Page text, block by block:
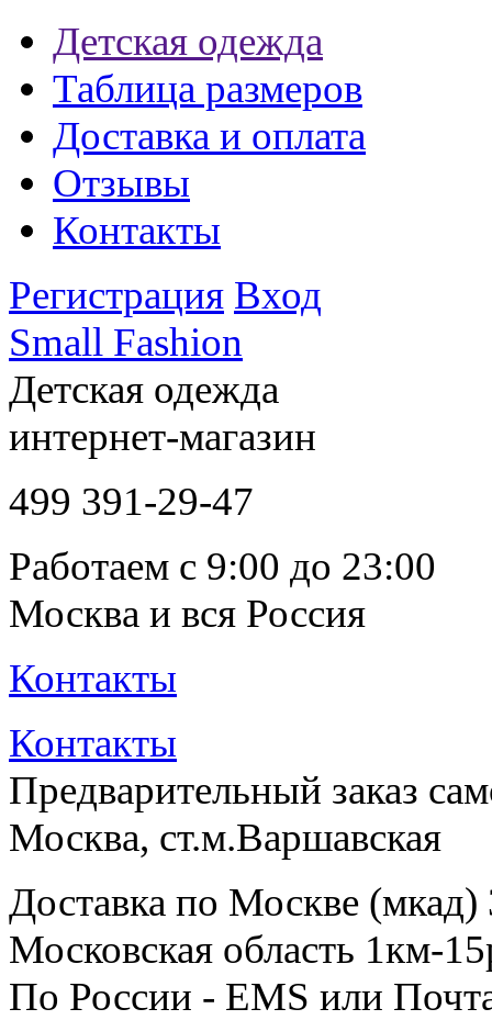
Детская одежда
Таблица размеров
Доставка и оплата
Отзывы
Контакты
Регистрация Вход
Small Fashion
Детская одежда
интернет-магазин
499 391-29-47
Работаем с 9:00 до 23:00
Москва и вся Россия
Контакты
Контакты
Предварительный заказ
Москва, ст.м.Варшавская
Доставка по Москве (мкад)
Московская область 1км-
По России - EMS или